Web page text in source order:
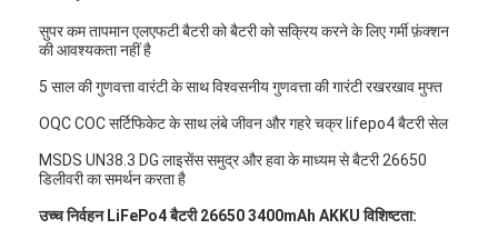
सुपर कम तापमान एलएफटी बैटरी को बैटरी को सक्रिय करने के लिए गर्मी फ़ंक्शन
की आवश्यकता नहीं है
5 साल की गुणवत्ता वारंटी के साथ विश्वसनीय गुणवत्ता की गारंटी रखरखाव मुफ्त
OQC COC सर्टिफिकेट के साथ लंबे जीवन और गहरे चक्र lifepo4 बैटरी सेल
MSDS UN38.3 DG लाइसेंस समुद्र और हवा के माध्यम से बैटरी 26650
डिलीवरी का समर्थन करता है
उच्च निर्वहन LiFePo4 बैटरी 26650 3400mAh AKKU विशिष्टता: